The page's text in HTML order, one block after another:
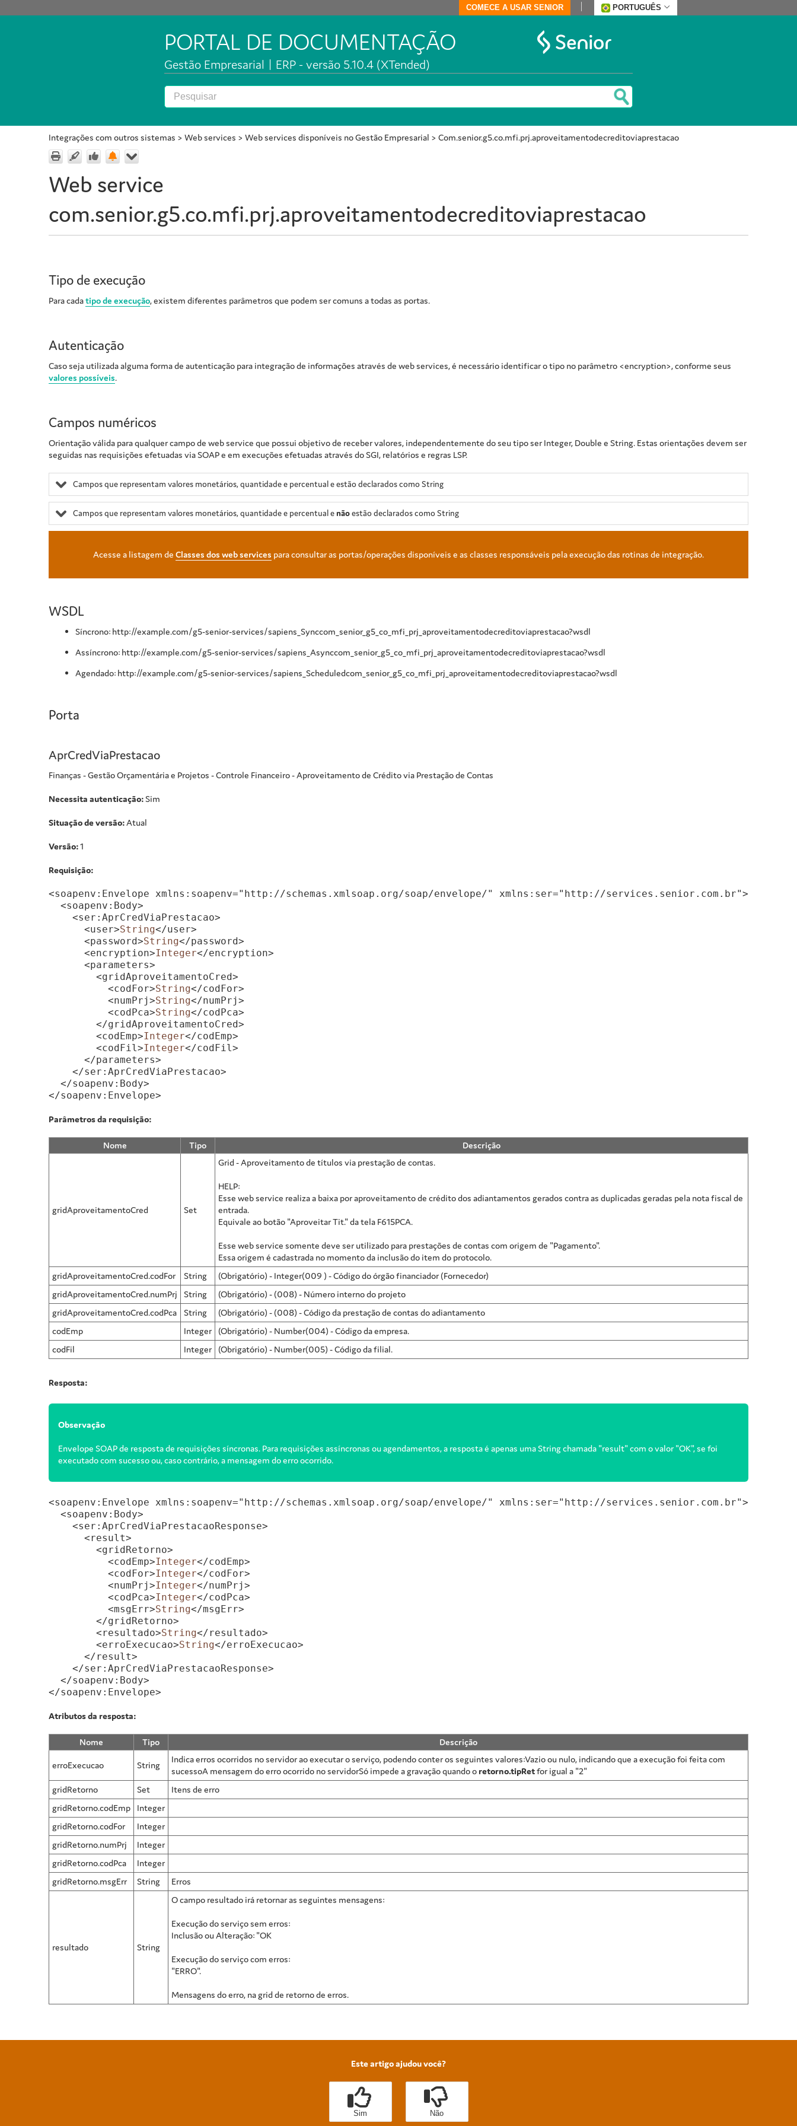
COMECE A USAR SENIOR PORTUGUÊS
PORTAL DE DOCUMENTAÇÃO
Gestão Empresarial | ERP - versão 5.10.4 (XTended)
Integrações com outros sistemas > Web services > Web services disponíveis no Gestão Empresarial > Com.senior.g5.co.mfi.prj.aproveitamentodecreditoviaprestacao
Web service
com.senior.g5.co.mfi.prj.aproveitamentodecreditoviaprestacao
Tipo de execução
Para cadatipo de execução, existem diferentes parâmetros que podem ser comuns a todas as portas.
Autenticação
Caso seja utilizada alguma forma de autenticação para integração de informações através de web services, é necessário identificar o tipo no parâmetro <encryption>, conforme seus
valores possíveis.
Campos numéricos
Orientação válida para qualquer campo de web service que possui objetivo de receber valores, independentemente do seu tipo ser Integer, Double e String. Estas orientações devem ser
seguidas nas requisições efetuadas via SOAP e em execuções efetuadas através do SGI, relatórios e regras LSP.
Campos que representam valores monetários, quantidade e percentual e estão declarados como String
Campos que representam valores monetários, quantidade e percentual e nãoestão declarados como String
Acesse a listagem de Classes dos web services para consultar as portas/operações disponíveis e as classes responsáveis pela execução das rotinas de integração.
WSDL
Síncrono: http://example.com/g5-senior-services/sapiens_Synccom_senior_g5_co_mfi_prj_aproveitamentodecreditoviaprestacao?wsdl
Assíncrono: http://example.com/g5-senior-services/sapiens_Asynccom_senior_g5_co_mfi_prj_aproveitamentodecreditoviaprestacao?wsdl
Agendado: http://example.com/g5-senior-services/sapiens_Scheduledcom_senior_g5_co_mfi_prj_aproveitamentodecreditoviaprestacao?wsdl
Porta
AprCredViaPrestacao
Finanças - Gestão Orçamentária e Projetos - Controle Financeiro - Aproveitamento de Crédito via Prestação de Contas
Necessita autenticação:Sim
Situação de versão:Atual
Versão:1
Requisição:
<soapenv:Envelope xmlns:soapenv="http://schemas.xmlsoap.org/soap/envelope/" xmlns:ser="http://services.senior.com.br">
  <soapenv:Body>
    <ser:AprCredViaPrestacao>
      <user>
String</user>
      <password>
String</password>
      <encryption>
Integer</encryption>
      <parameters>
        <gridAproveitamentoCred>
          <codFor>
String</codFor>
          <numPrj>
String</numPrj>
          <codPca>
String</codPca>
        </gridAproveitamentoCred>
        <codEmp>
Integer</codEmp>
        <codFil>
Integer</codFil>
      </parameters>
    </ser:AprCredViaPrestacao>
  </soapenv:Body>
</soapenv:Envelope>
Parâmetros da requisição:
Nome Tipo Descrição
gridAproveitamentoCred Set
Grid - Aproveitamento de títulos via prestação de contas.
HELP:
Esse web service realiza a baixa por aproveitamento de crédito dos adiantamentos gerados contra as duplicadas geradas pela nota fiscal de
entrada.
Equivale ao botão "Aproveitar Tit." da tela F615PCA.
Esse web service somente deve ser utilizado para prestações de contas com origem de "Pagamento".
Essa origem é cadastrada no momento da inclusão do item do protocolo.
gridAproveitamentoCred.codFor
String
(Obrigatório) - Integer(009 ) - Código do órgão financiador (Fornecedor)
gridAproveitamentoCred.numPrj
String
(Obrigatório) - (008) - Número interno do projeto
gridAproveitamentoCred.codPca
String
(Obrigatório) - (008) - Código da prestação de contas do adiantamento
codEmp
Integer
(Obrigatório) - Number(004) - Código da empresa.
codFil
Integer (Obrigatório) - Number(005) - Código da filial.
Resposta:
Observação
Envelope SOAP de resposta de requisições síncronas. Para requisições assíncronas ou agendamentos, a resposta é apenas uma String chamada "result" com o valor "OK", se foi
executado com sucesso ou, caso contrário, a mensagem do erro ocorrido.
<soapenv:Envelope xmlns:soapenv="http://schemas.xmlsoap.org/soap/envelope/" xmlns:ser="http://services.senior.com.br">
  <soapenv:Body>
    <ser:AprCredViaPrestacaoResponse>
      <result>
        <gridRetorno>
          <codEmp>
Integer</codEmp>
          <codFor>
Integer</codFor>
          <numPrj>
Integer</numPrj>
          <codPca>
Integer</codPca>
          <msgErr>
String</msgErr>
        </gridRetorno>
        <resultado>
String</resultado>
        <erroExecucao>
String</erroExecucao>
      </result>
    </ser:AprCredViaPrestacaoResponse>
  </soapenv:Body>
Atributos da resposta:
Nome Tipo Descrição
erroExecucao String
Indica erros ocorridos no servidor ao executar o serviço, podendo conter os seguintes valores:Vazio ou nulo, indicando que a execução foi feita com
sucessoA mensagem do erro ocorrido no servidorSó impede a gravação quando o retorno.tipRetfor igual a "2"
gridRetorno
Set
Itens de erro
gridRetorno.codEmp
Integer
gridRetorno.codFor
Integer
gridRetorno.numPrj
Integer
gridRetorno.codPca
Integer
gridRetorno.msgErr
String Erros
resultado String
O campo resultado irá retornar as seguintes mensagens:
Execução do serviço sem erros:
Inclusão ou Alteração: "OK
Execução do serviço com erros:
"ERRO".
Mensagens do erro, na grid de retorno de erros.
Este artigo ajudou você?
Sim Não